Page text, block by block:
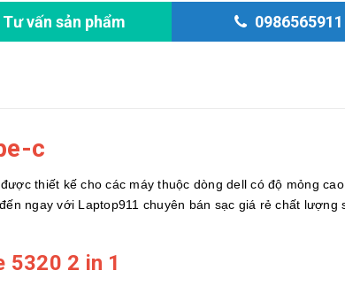
Tư vấn sản phẩm 0986565911
c
thiết kế cho các máy thuộc dòng dell có độ mỏng
ngay với Laptop911 chuyên bán sạc giá rẻ chất lượng
5320 2 in 1